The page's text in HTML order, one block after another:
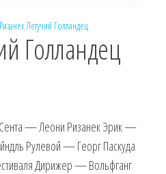
Летучий Голландец
Голландец
— Леони Ризанек Эрик —
Рулевой — Георг Паскуда
Дирижер — Вольфганг